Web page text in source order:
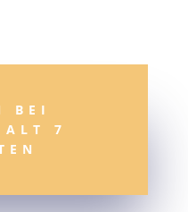
BEI
7